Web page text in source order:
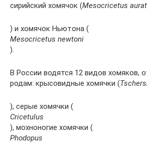
сирийский хомячок (Mesocricetus
) и хомячок Ньютона (
Mesocricetus newtoni
).
В России водятся 12 видов хомяков,
родам: крысовидные хомячки (
), серые хомячки (
Cricetulus
), мохноногие хомячки (
Phodopus